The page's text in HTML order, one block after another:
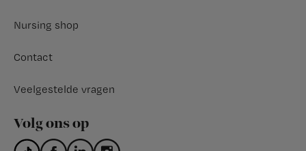
Nursing shop
Contact
Veelgestelde vragen
Volg ons op